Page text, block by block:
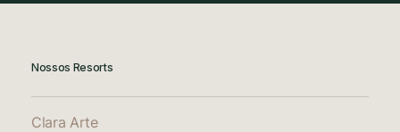
Nossos Resorts
Clara Arte